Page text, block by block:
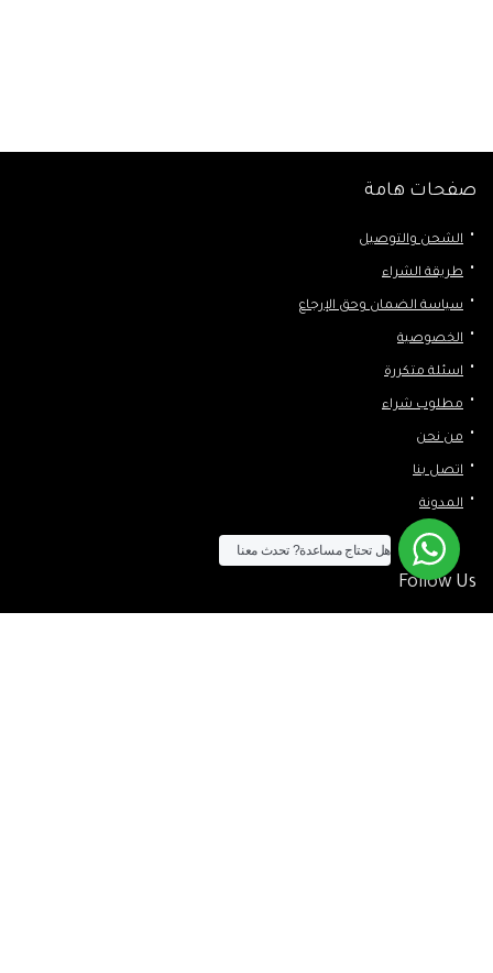
صفحات هامة
الشحن والتوصيل
طريقة الشراء
سياسة الضمان وحق الإرجاع
الخصوصية
اسئلة متكررة
مطلوب شراء
من نحن
اتصل بنا
المدونة
Follow Us
هل تحتاج مساعدة? تحدث معنا